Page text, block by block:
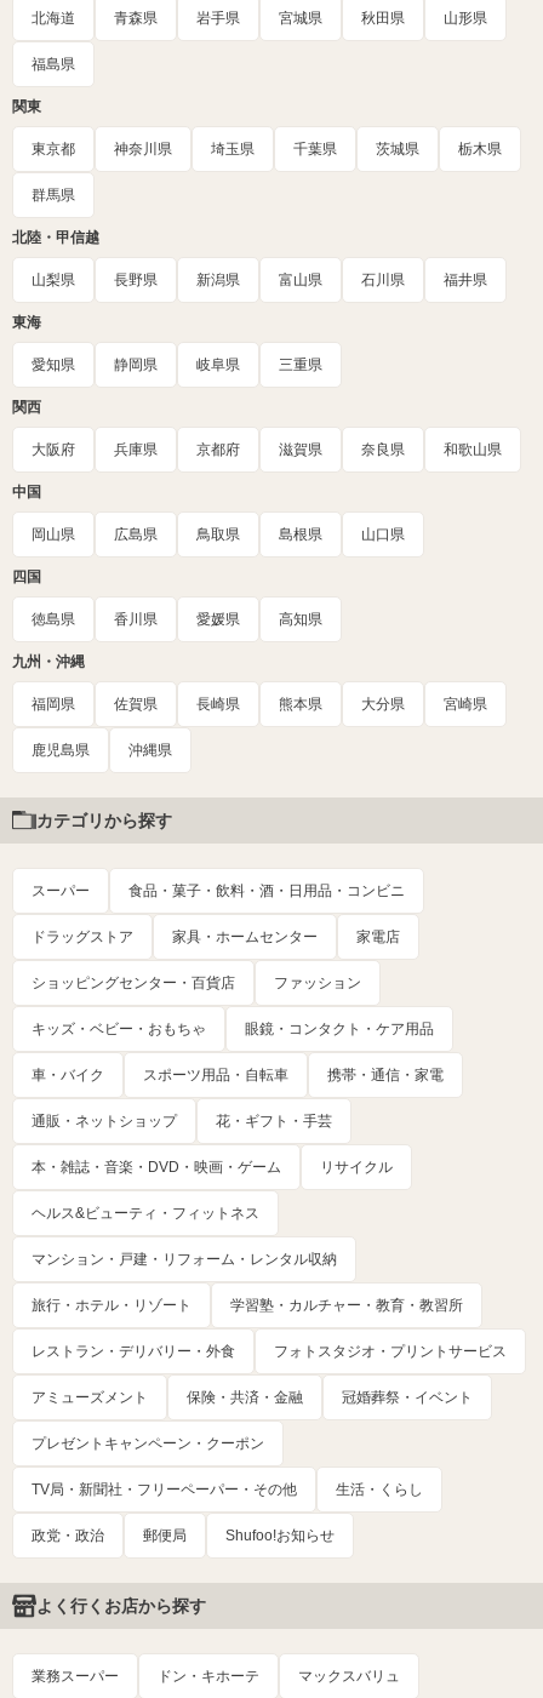
北海道 青森県 岩手県 宮城県 秋田県 山形県
福島県
関東
東京都 神奈川県 埼玉県 千葉県 茨城県 栃木県
群馬県
北陸・甲信越
山梨県 長野県 新潟県 富山県 石川県 福井県
東海
愛知県 静岡県 岐阜県 三重県
関西
大阪府 兵庫県 京都府 滋賀県 奈良県 和歌山県
中国
岡山県 広島県 鳥取県 島根県 山口県
四国
徳島県 香川県 愛媛県 高知県
九州・沖縄
福岡県 佐賀県 長崎県 熊本県 大分県 宮崎県
鹿児島県 沖縄県
カテゴリから探す
スーパー 食品・菓子・飲料・酒・日用品・コンビニ
ドラッグストア 家具・ホームセンター 家電店
ショッピングセンター・百貨店 ファッション
キッズ・ベビー・おもちゃ 眼鏡・コンタクト・ケア用品
車・バイク スポーツ用品・自転車 携帯・通信・家電
通販・ネットショップ 花・ギフト・手芸
本・雑誌・音楽・DVD・映画・ゲーム リサイクル
ヘルス&ビューティ・フィットネス
マンション・戸建・リフォーム・レンタル収納
旅行・ホテル・リゾート 学習塾・カルチャー・教育・教習所
レストラン・デリバリー・外食 フォトスタジオ・プリントサービス
アミューズメント 保険・共済・金融 冠婚葬祭・イベント
プレゼントキャンペーン・クーポン
TV局・新聞社・フリーペーパー・その他 生活・くらし
政党・政治 郵便局 Shufoo!お知らせ
よく行くお店から探す
業務スーパー ドン・キホーテ マックスバリュ